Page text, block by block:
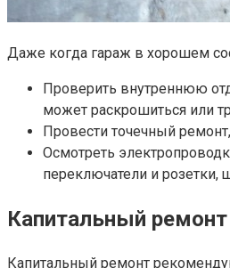
Даже когда гараж в хорошем
Проверить внутреннюю
может раскрошиться или
Провести точечный
Осмотреть
переключатели и розетки,
Капитальный
Капитальный ремонт